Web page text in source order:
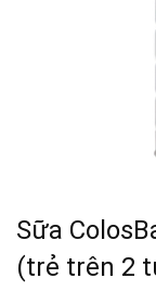
Sữa
(trẻ trên 2